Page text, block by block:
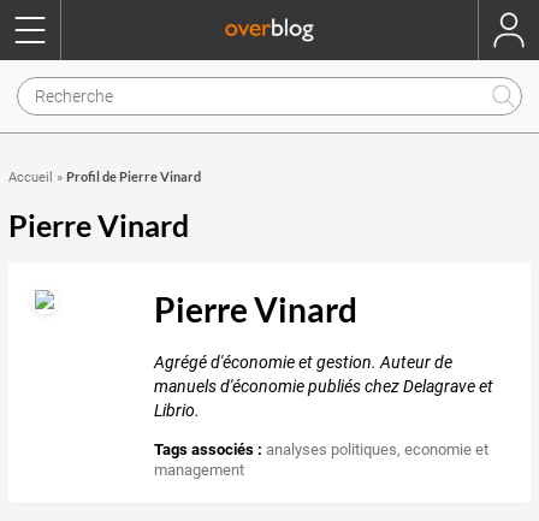
Accueil » Profil de Pierre Vinard
Pierre Vinard
Pierre Vinard
Agrégé d'économie et gestion. Auteur de
manuels d'économie publiés chez Delagrave et
Librio.
Tags associés : analyses politiques,economie et
management